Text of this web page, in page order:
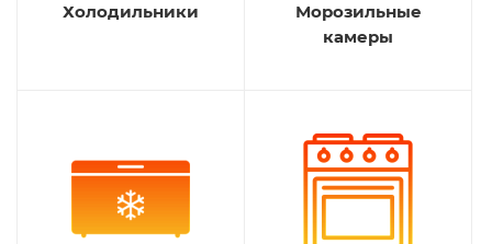
Холодильники
Морозильные
камеры